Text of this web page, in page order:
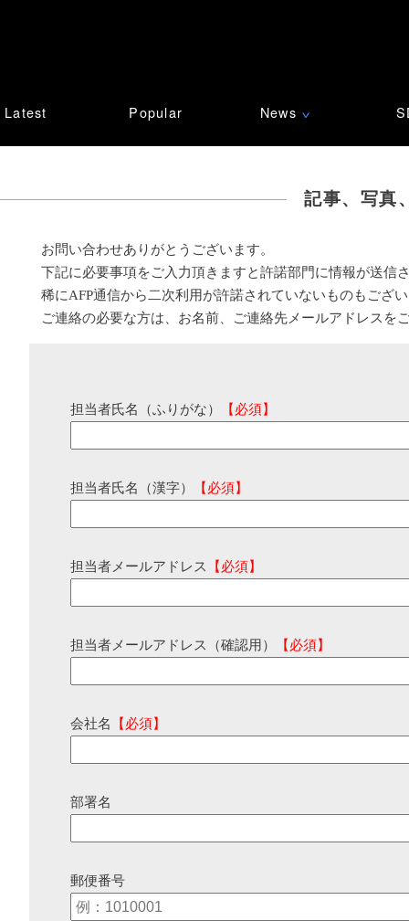
Latest Popular News ∨
記事、写真
お問い合わせありがとうございます。
下記に必要事項をご入力頂きますと許諾部門に情報が送信
稀にAFP通信から二次利用が許諾されていないものもござ
ご連絡の必要な方は、お名前、ご連絡先メールアドレスを
担当者氏名（ふりがな） 【必須】
担当者氏名（漢字） 【必須】
担当者メールアドレス 【必須】
担当者メールアドレス（確認用） 【必須】
会社名 【必須】
部署名
郵便番号